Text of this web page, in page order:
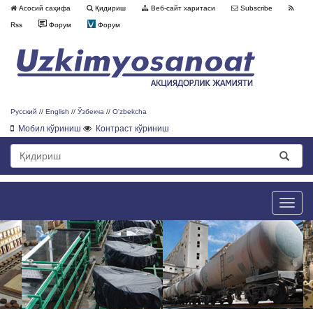
Асосий саҳифа Қидириш Веб-сайт харитаси Subscribe
Rss Форум Форум
Русский // English // Ўзбекча // O'zbekcha
Мобил кўриниш Контраст кўриниш
Toggle